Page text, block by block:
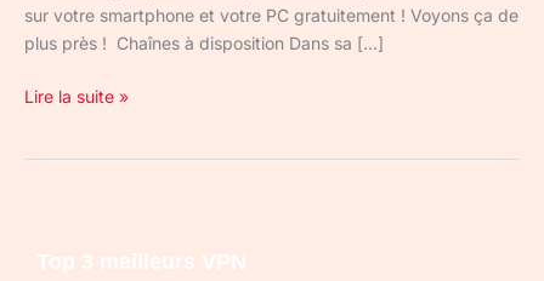
sur votre smartphone et votre PC gratuitement ! Voyons ça de
plus près ! Chaînes à disposition Dans sa […]
Lire la suite »
Top 3 meilleurs VPN